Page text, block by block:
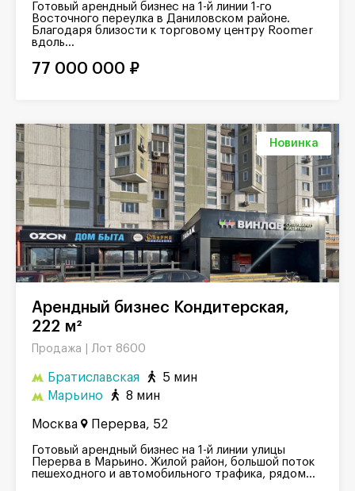
Готовый арендный бизнес на 1-й линии 1-го
Восточного переулка в Даниловском районе.
Благодаря близости к торговому центру Roomer
вдоль...
77 000 000 ₽
Новинка
Арендный бизнес Кондитерская,
222 м²
Продажа | Лот 8600
Братиславская
5 мин
Марьино
8 мин
Москва Перерва, 52
Готовый арендный бизнес на 1-й линии улицы
Перерва в Марьино. Жилой район, большой поток
пешеходного и автомобильного трафика, рядом...